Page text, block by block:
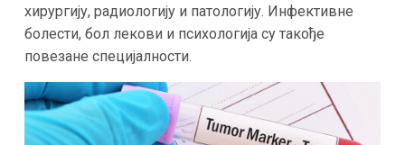
хирургију, радиологију и патологију. Инфективне
болести, бол лекови и психологија су такође
повезане специјалности.